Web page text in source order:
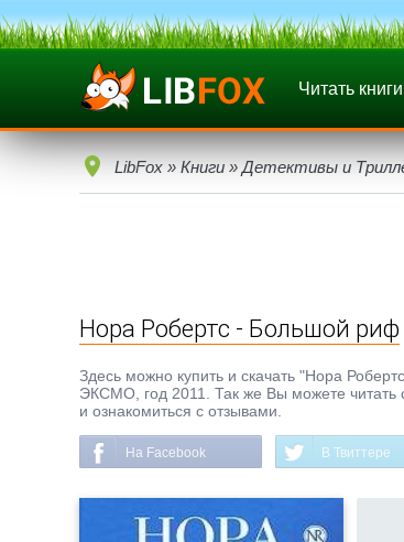
Читать книги
LibFox » Книги » Детективы и
Нора Робертс - Большой риф
Здесь можно купить и скачать "Нора
ЭКСМО, год 2011. Так же Вы можете читать
и ознакомиться с отзывами.
На Facebook В Твиттере